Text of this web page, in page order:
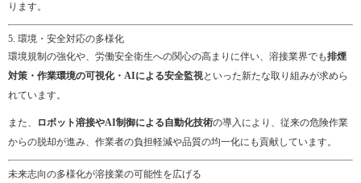
ります。
5. 環境・安全対応の多様化
環境規制の強化や、労働安全衛生への関心の高まりに伴い、溶接業界でも排煙
対策・作業環境の可視化・AIによる安全監視といった新たな取り組みが求めら
れています。
また、 ロボット溶接やAI制御による自動化技術の導入により、従来の危険作業
からの脱却が進み、作業者の負担軽減や品質の均一化にも貢献しています。
未来志向の多様化が溶接業の可能性を広げる